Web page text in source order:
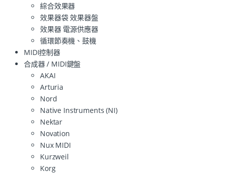
綜合效果器
效果器袋 效果器盤
效果器 電源供應器
循環節奏機、鼓機
MIDI控制器
合成器 / MIDI鍵盤
AKAI
Arturia
Nord
Native Instruments (NI)
Nektar
Novation
Nux MIDI
Kurzweil
Korg